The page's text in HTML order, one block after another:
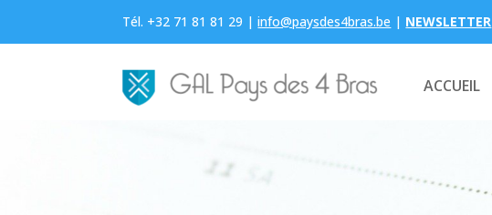
Tél. +32 71 81 81 29 | info@paysdes4bras.be | NEWSLETTER
ACCUEIL